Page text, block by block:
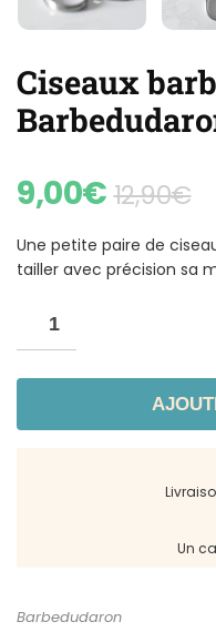
Ciseaux
12,90€
9,00€
Une petite paire de
tailler avec précision sa
Un
Barbedudaron